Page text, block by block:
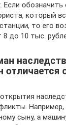
Если обозначить
который
то его
до 10 тыс.
отличается
Например,
сыну, а